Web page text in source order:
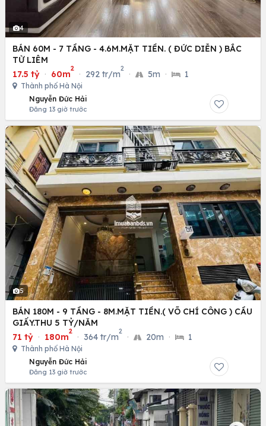
4
BÁN 60M - 7 TẦNG - 4.6M.MẶT TIỀN. ( ĐỨC DIỄN ) BẮC
TỪ LIÊM
17.5 tỷ · 60m
2
· 292 tr/m
2
· 5m · 1
Thành phố Hà Nội
Nguyễn Đức Hải
Đăng 13 giờ trước
5
BÁN 180M - 9 TẦNG - 8M.MẶT TIỀN.( VÕ CHÍ CÔNG ) CẦU
GIẤY.THU 5 TỶ/NĂM
71 tỷ · 180m
2
· 364 tr/m
2
· 20m · 1
Thành phố Hà Nội
Nguyễn Đức Hải
Đăng 13 giờ trước